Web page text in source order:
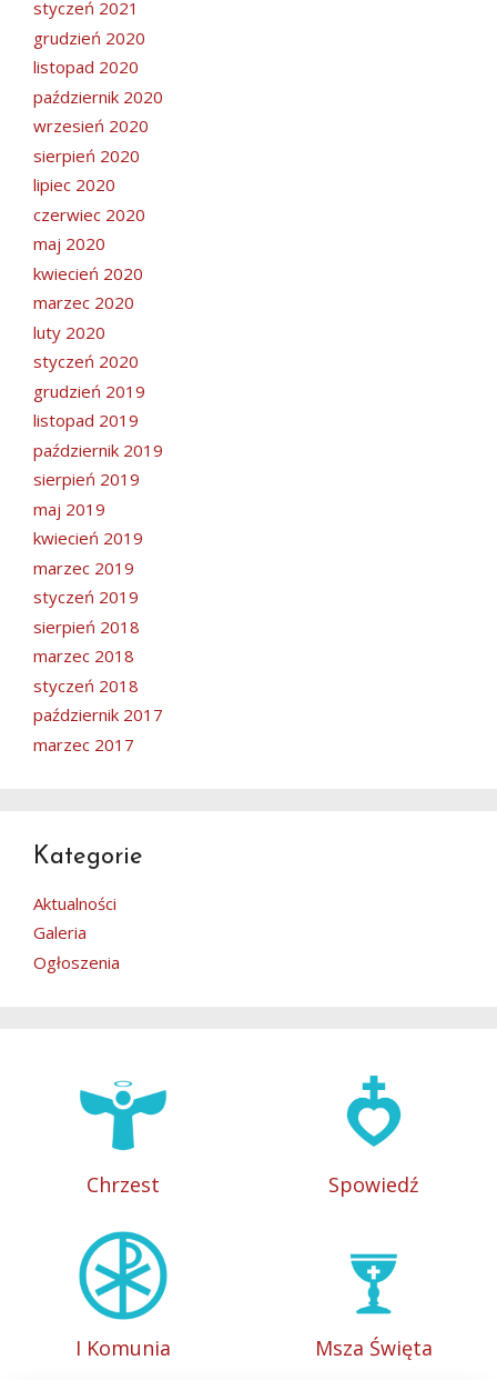
styczeń 2021
grudzień 2020
listopad 2020
październik 2020
wrzesień 2020
sierpień 2020
lipiec 2020
czerwiec 2020
maj 2020
kwiecień 2020
marzec 2020
luty 2020
styczeń 2020
grudzień 2019
listopad 2019
październik 2019
sierpień 2019
maj 2019
kwiecień 2019
marzec 2019
styczeń 2019
sierpień 2018
marzec 2018
styczeń 2018
październik 2017
marzec 2017
Kategorie
Aktualności
Galeria
Ogłoszenia
Chrzest Spowiedź
I Komunia Msza Święta